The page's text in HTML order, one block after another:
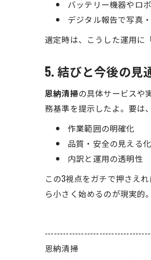
バッテリー機器やロ
デジタル報告で写真
選定時は、こうした運用に
5. 結びと今後の見
恩納清掃の具体サービスや
務基準を提示したよ。要は、
作業範囲の明確化
品質・安全の見える化
内訳と運用の透明性
この3視点をガチで押さえ
ら小さく始めるのが現実的
恩納清掃